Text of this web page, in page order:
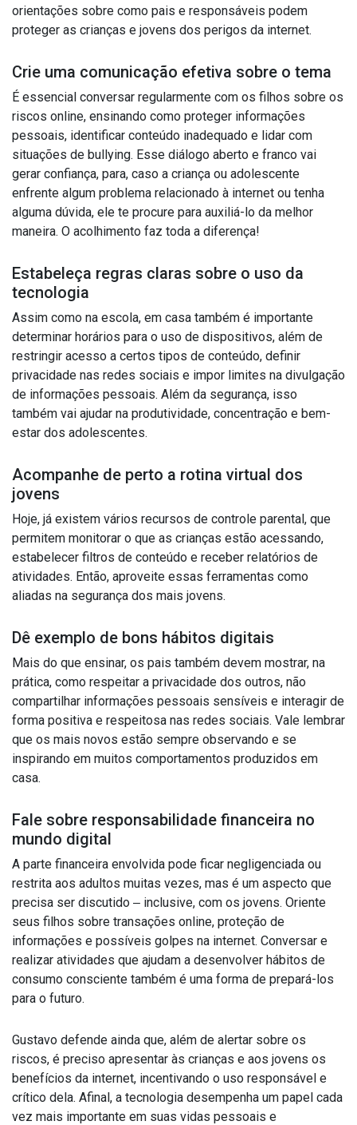
orientações sobre como pais e responsáveis podem
proteger as crianças e jovens dos perigos da internet.
Crie uma comunicação efetiva sobre o tema
É essencial conversar regularmente com os filhos sobre os
riscos online, ensinando como proteger informações
pessoais, identificar conteúdo inadequado e lidar com
situações de bullying. Esse diálogo aberto e franco vai
gerar confiança, para, caso a criança ou adolescente
enfrente algum problema relacionado à internet ou tenha
alguma dúvida, ele te procure para auxiliá-lo da melhor
maneira. O acolhimento faz toda a diferença!
Estabeleça regras claras sobre o uso da
tecnologia
Assim como na escola, em casa também é importante
determinar horários para o uso de dispositivos, além de
restringir acesso a certos tipos de conteúdo, definir
privacidade nas redes sociais e impor limites na divulgação
de informações pessoais. Além da segurança, isso
também vai ajudar na produtividade, concentração e bem-
estar dos adolescentes.
Acompanhe de perto a rotina virtual dos
jovens
Hoje, já existem vários recursos de controle parental, que
permitem monitorar o que as crianças estão acessando,
estabelecer filtros de conteúdo e receber relatórios de
atividades. Então, aproveite essas ferramentas como
aliadas na segurança dos mais jovens.
Dê exemplo de bons hábitos digitais
Mais do que ensinar, os pais também devem mostrar, na
prática, como respeitar a privacidade dos outros, não
compartilhar informações pessoais sensíveis e interagir de
forma positiva e respeitosa nas redes sociais. Vale lembrar
que os mais novos estão sempre observando e se
inspirando em muitos comportamentos produzidos em
casa.
Fale sobre responsabilidade financeira no
mundo digital
A parte financeira envolvida pode ficar negligenciada ou
restrita aos adultos muitas vezes, mas é um aspecto que
precisa ser discutido ‒ inclusive, com os jovens. Oriente
seus filhos sobre transações online, proteção de
informações e possíveis golpes na internet. Conversar e
realizar atividades que ajudam a desenvolver hábitos de
consumo consciente também é uma forma de prepará-los
para o futuro.
Gustavo defende ainda que, além de alertar sobre os
riscos, é preciso apresentar às crianças e aos jovens os
benefícios da internet, incentivando o uso responsável e
crítico dela. Afinal, a tecnologia desempenha um papel cada
vez mais importante em suas vidas pessoais e